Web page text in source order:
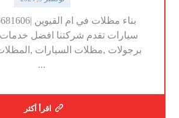
سيارات تقدم شركتنا افضل خدمات
برجولات ,مظلات السيارات
...
اقرأ أكثر